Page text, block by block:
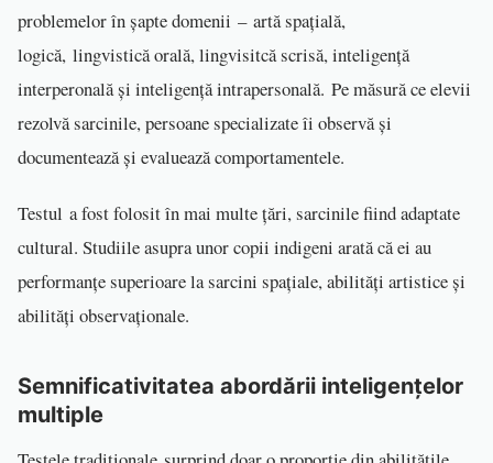
problemelor în șapte domenii – artă spațială,
logică, lingvistică orală, lingvisitcă scrisă, inteligență
interperonală și inteligență intrapersonală. Pe măsură ce elevii
rezolvă sarcinile, persoane specializate îi observă și
documentează și evaluează comportamentele.
Testul a fost folosit în mai multe țări, sarcinile fiind adaptate
cultural. Studiile asupra unor copii indigeni arată că ei au
performanțe superioare la sarcini spațiale, abilități artistice și
abilități observaționale.
Semnificativitatea abordării inteligențelor
multiple